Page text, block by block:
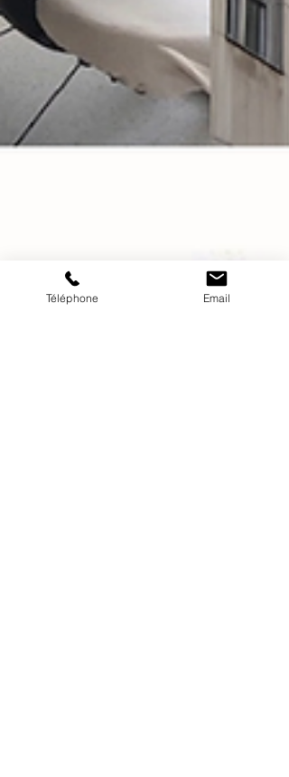
Téléphone Email